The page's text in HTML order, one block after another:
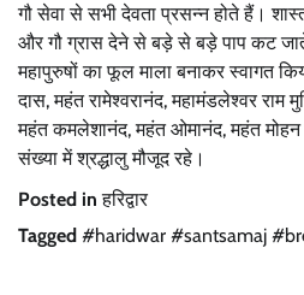
गौ सेवा से सभी देवता प्रसन्न होते हैं।
और गौ ग्रास देने से बड़े से बड़े पाप कट
महापुरुषों का फूल माला बनाकर स्वागत
दास, महंत रामेश्वरानंद, महामंडलेश्वर राम
महंत कमलेशानंद, महंत ओमानंद, महंत मोहन
संख्या में श्रद्धालु मौजूद रहे।
Posted inहरिद्वार
Tagged #haridwar #santsamaj